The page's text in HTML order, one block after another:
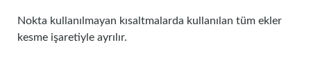
Nokta kullanılmayan kısaltmalarda kullanılan tüm ekler
kesme işaretiyle ayrılır.